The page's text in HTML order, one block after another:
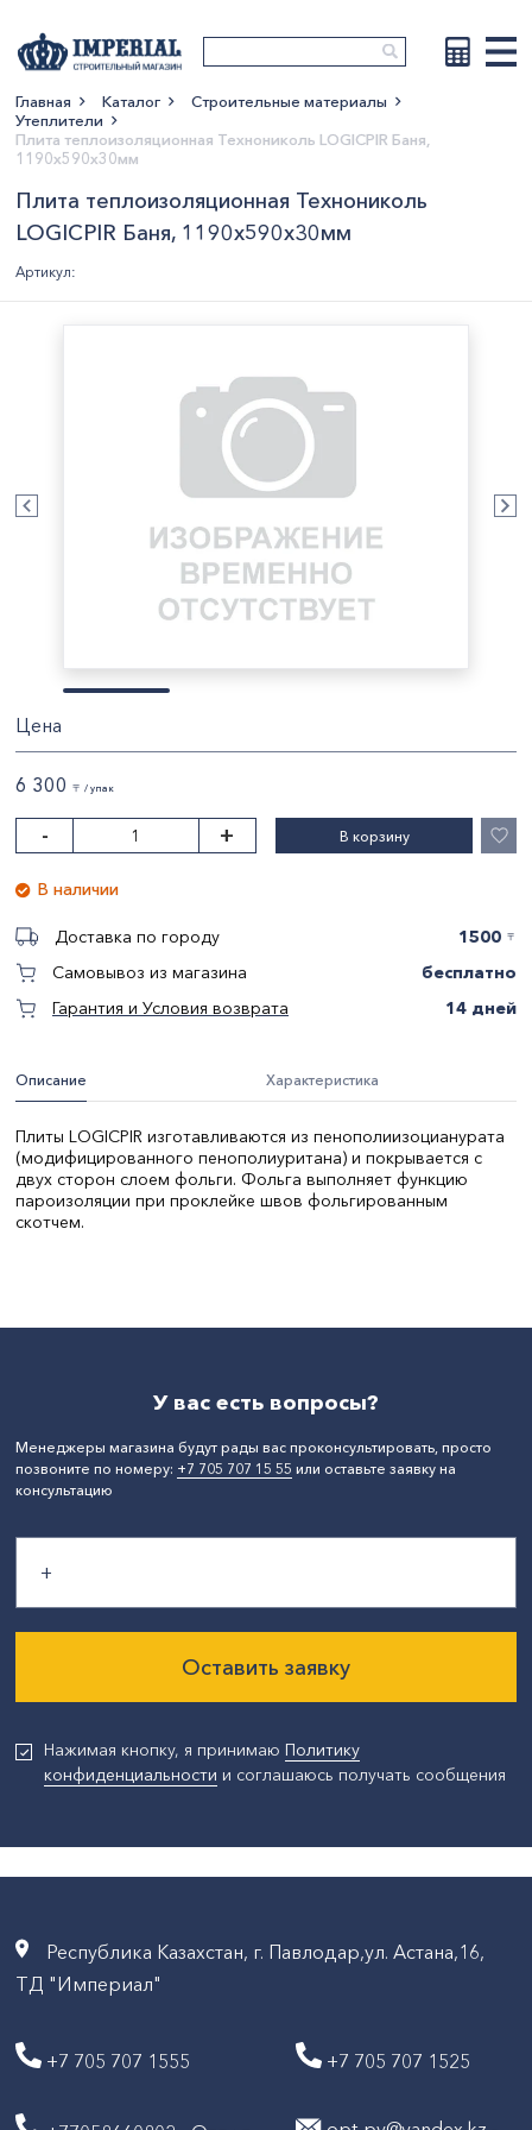
Показать больше
Главная Каталог
Строительные материалы
Утеплители
Плита теплоизоляционная Технониколь LOGICPIR Баня,
1190х590х30мм
Плита теплоизоляционная Технониколь
LOGICPIR Баня, 1190х590х30мм
Артикул:
Описание Характеристика
Плиты LOGICPIR изготавливаются из пенополиизоцианурата
(модифицированного пенополиуритана) и покрывается с
двух сторон слоем фольги. Фольга выполняет функцию
пароизоляции при проклейке швов фольгированным
скотчем.
СтранаПроисхождения:
РОССИЯ
Цена
6 300 〒 / упак
- + В корзину
В наличии
Доставка по городу 1500 〒
Самовывоз из магазина
бесплатно
Гарантия и Условия возврата
14 дней
У вас есть вопросы?
Менеджеры магазина будут рады вас проконсультировать, просто
позвоните по номеру: +7 705 707 15 55 или оставьте заявку на
консультацию
Оставить заявку
Нажимая кнопку, я принимаю Политику
конфиденциальности и соглашаюсь получать сообщения
Республика Казахстан, г. Павлодар,ул. Астана,16,
ТД "Империал"
+7 705 707 1555 +7 705 707 1525